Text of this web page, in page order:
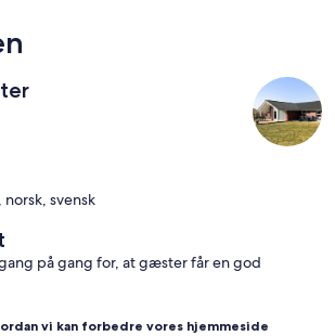
svensk
på gang for, at gæster får en god
vi kan forbedre vores hjemmeside